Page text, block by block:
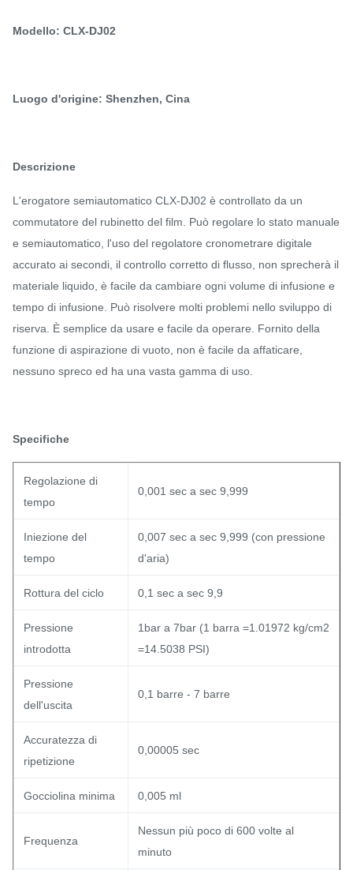
Modello: CLX-DJ02
Luogo d'origine: Shenzhen, Cina
Descrizione
L'erogatore semiautomatico CLX-DJ02 è controllato da un
commutatore del rubinetto del film. Può regolare lo stato manuale
e semiautomatico, l'uso del regolatore cronometrare digitale
accurato ai secondi, il controllo corretto di flusso, non sprecherà il
materiale liquido, è facile da cambiare ogni volume di infusione e
tempo di infusione. Può risolvere molti problemi nello sviluppo di
riserva. È semplice da usare e facile da operare. Fornito della
funzione di aspirazione di vuoto, non è facile da affaticare,
nessuno spreco ed ha una vasta gamma di uso.
Specifiche
Regolazione di
tempo
0,001 sec a sec 9,999
Iniezione del
tempo
0,007 sec a sec 9,999 (con pressione
d'aria)
Rottura del ciclo 0,1 sec a sec 9,9
Pressione
introdotta
1bar a 7bar (1 barra =1.01972 kg/cm2
=14.5038 PSI)
Pressione
dell'uscita
0,1 barre - 7 barre
Accuratezza di
ripetizione
0,00005 sec
Gocciolina minima 0,005 ml
Frequenza
Nessun più poco di 600 volte al
minuto